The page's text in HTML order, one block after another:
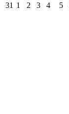
31 1 2 3 4 5